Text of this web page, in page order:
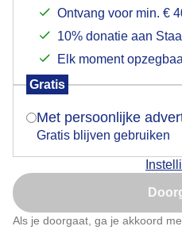
Ontvang voor min. €
10% donatie aan
Elk moment
Gratis
Met persoonlijke
Gratis blijven gebruiken
Als je doorgaat, ga je akkoord
Door: Francien Tax Gemaakt: 20-
Indien je hier nog geen
verschijnt er zo een
Is goed,
Nu niet,
Klik hierom dit